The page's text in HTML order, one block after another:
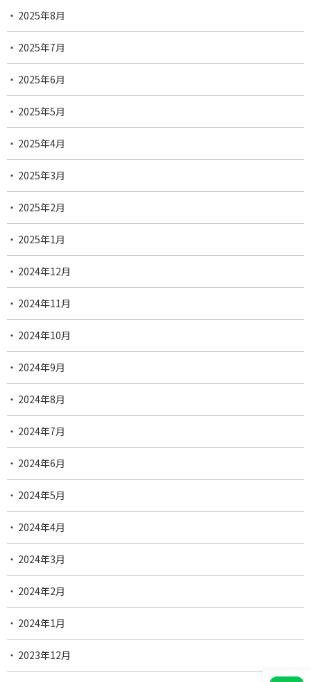
2025年8月
2025年7月
2025年6月
2025年5月
2025年4月
2025年3月
2025年2月
2025年1月
2024年12月
2024年11月
2024年10月
2024年9月
2024年8月
2024年7月
2024年6月
2024年5月
2024年4月
2024年3月
2024年2月
2024年1月
2023年12月